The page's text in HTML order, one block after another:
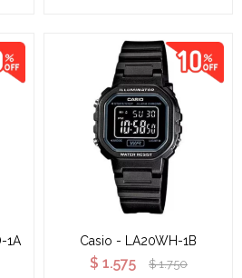
1A Casio - LA20WH-1B
$ 1.575 $ 1.750